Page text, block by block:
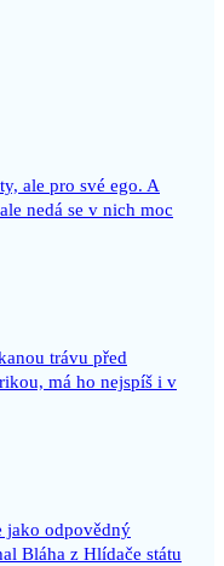
ale pro své ego. A
nedá se v nich moc
trávu před
má ho nejspíš i v
jako odpovědný
Bláha z Hlídače státu